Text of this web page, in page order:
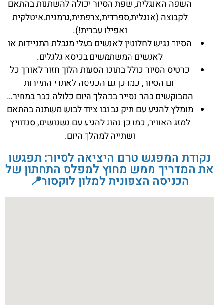
השפה האנגלית, שפת הסיור יכולה להשתנות בהתאם
לקבוצה (אנגלית,ספרדית,צרפתית,גרמנית,איטלקית
ואפילו עברית!).
הסיור נגיש לחלוטין לאנשים בעלי מגבלת התניידות או
לאנשים המשתמשים בכיסא גלגלים.
כרטיס הסיור כולל בתוכו הסעות הלוך חזור לאורך כל
יום הסיור, כמו כן גם הכניסה לאתרי התיירות
המבוקשים בהר נסייר במהלך היום כלולה כבר במחיר…
מומלץ להגיע עם תיק גב ובו ציוד לבוש משתנה בהתאם
למזג האוויר, כמו כן נהוג להגיע עם נשנושים, סנדוויץ
ושתייה למהלך היום.
נקודת המפגש טרם היציאה לסיור: תפגשו
את המדריך ממש מחוץ למפלס התחתון של
הכניסה הצפונית למלון לוקסור📍